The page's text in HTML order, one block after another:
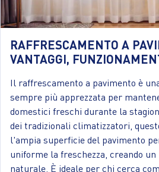
RAFFRESCAMENTO A
VANTAGGI,
Il raffrescamento a pavimento è
sempre più apprezzata per
domestici freschi durante la
dei tradizionali climatizzatori,
l'ampia superficie del pavimento
uniforme la freschezza, creando
naturale. È ideale per chi cerca